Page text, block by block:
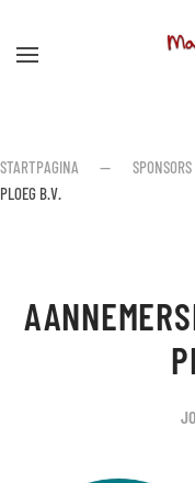
Skip to main
STARTPAGINA
PLOEG B.V.